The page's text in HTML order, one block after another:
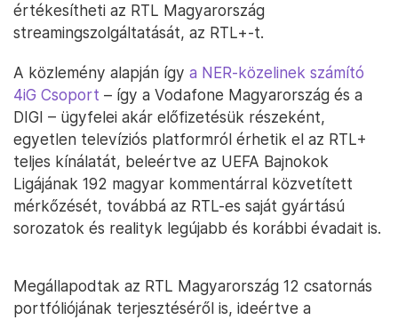
értékesítheti az RTL Magyarország
streamingszolgáltatását, az RTL+-t.
A közlemény alapján így a NER-közelinek számító
4iG Csoport – így a Vodafone Magyarország és a
DIGI – ügyfelei akár előfizetésük részeként,
egyetlen televíziós platformról érhetik el az RTL+
teljes kínálatát, beleértve az UEFA Bajnokok
Ligájának 192 magyar kommentárral közvetített
mérkőzését, továbbá az RTL-es saját gyártású
sorozatok és realityk legújabb és korábbi évadait is.
Megállapodtak az RTL Magyarország 12 csatornás
portfóliójának terjesztéséről is, ideértve a